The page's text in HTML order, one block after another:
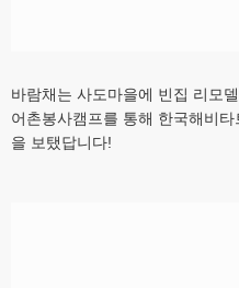
바람채는 사도마을에 빈집 리모
어촌봉사캠프를 통해 한국해비
을 보탰답니다!